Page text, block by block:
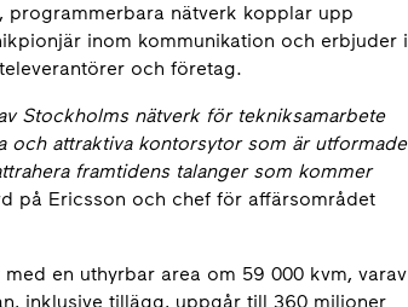
programmerbara nätverk kopplar upp
inom kommunikation och erbjuder i
och företag.
Stockholms nätverk för tekniksamarbete
och attraktiva kontorsytor som är utformade
framtidens talanger som kommer
på Ericsson och chef för affärsområdet
en uthyrbar area om 59 000 kvm, varav
inklusive tillägg, uppgår till 360 miljoner